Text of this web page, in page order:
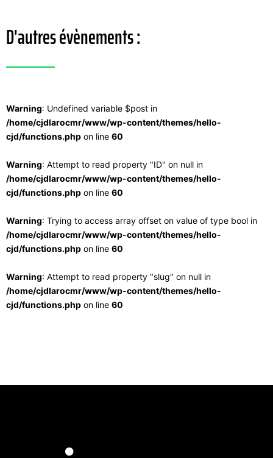
D'autres évènements :
Warning: Undefined variable $post in
/home/cjdlarocmr/www/wp-content/themes/hello-
cjd/functions.php on line 60
Warning: Attempt to read property "ID" on null in
/home/cjdlarocmr/www/wp-content/themes/hello-
cjd/functions.php on line 60
Warning: Trying to access array offset on value of type bool in
/home/cjdlarocmr/www/wp-content/themes/hello-
cjd/functions.php on line 60
Warning: Attempt to read property "slug" on null in
/home/cjdlarocmr/www/wp-content/themes/hello-
cjd/functions.php on line 60